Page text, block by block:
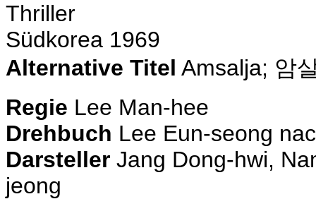
Thriller
Südkorea 1969
Alternative Titel Amsalja; 암
Regie Lee Man-hee
Drehbuch Lee Eun-seong
Darsteller Jang Dong-hwi,
jeong